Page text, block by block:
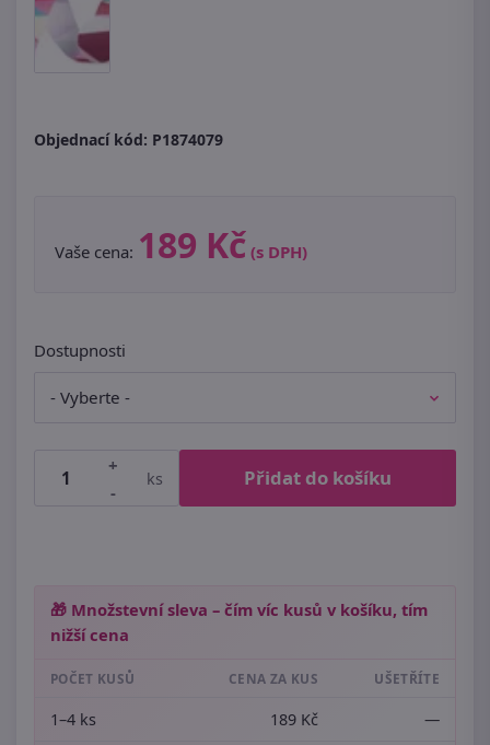
Objednací kód: P1874079
Vaše cena: 189 Kč (s DPH)
Dostupnosti
+
-
ks Přidat do košíku
🎁 Množstevní sleva – čím víc kusů v košíku, tím
nižší cena
POČET KUSŮ CENA ZA KUS UŠETŘÍTE
1–4 ks 189 Kč —